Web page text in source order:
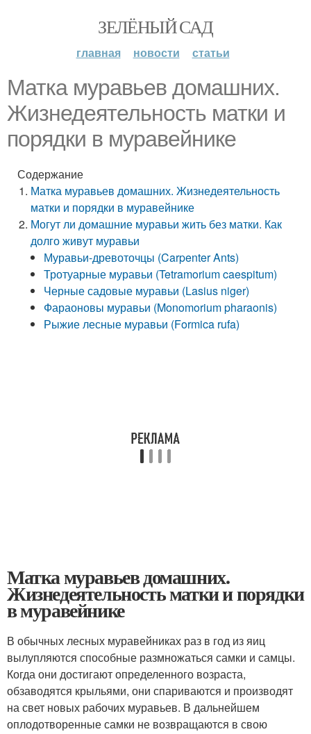
ЗЕЛЁНЫЙ САД
главная новости статьи
Матка муравьев домашних.
Жизнедеятельность матки и
порядки в муравейнике
Содержание
Матка муравьев домашних. Жизнедеятельность
матки и порядки в муравейнике
Могут ли домашние муравьи жить без матки. Как
долго живут муравьи
Муравьи-древоточцы (Carpenter Ants)
Тротуарные муравьи (Tetramorium caespitum)
Черные садовые муравьи (Lasius niger)
Фараоновы муравьи (Monomorium pharaonis)
Рыжие лесные муравьи (Formica rufa)
Матка муравьев домашних.
Жизнедеятельность матки и порядки
в муравейнике
В обычных лесных муравейниках раз в год из яиц
вылупляются способные размножаться самки и самцы.
Когда они достигают определенного возраста,
обзаводятся крыльями, они спариваются и производят
на свет новых рабочих муравьев. В дальнейшем
оплодотворенные самки не возвращаются в свою